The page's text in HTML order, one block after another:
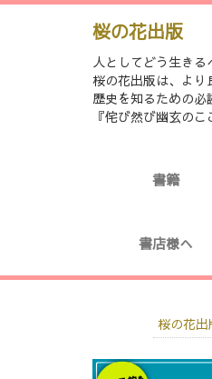
桜の花出版
人としてどう生きる
桜の花出版は、より
歴史を知るための必
『侘び然び幽玄の
書籍
書店様へ
桜の花